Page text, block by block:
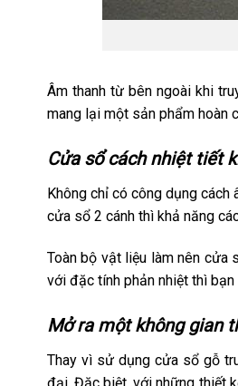
Âm thanh từ bên ngoài khi
mang lại một sản phẩm hoàn
Cửa sổ cách nhiệt tiết
Không chỉ có công dụng cách
cửa sổ 2 cánh thì khả năng
Toàn bộ vật liệu làm nên cửa
với đặc tính phản nhiệt thì
Mở ra một không gian
Thay vì sử dụng cửa sổ gỗ
đại. Đặc biệt, với những thiết